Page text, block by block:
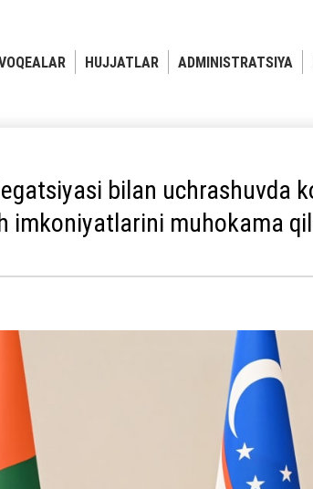
HUJJATLAR ADMINISTRATSIYA
bilan uchrashuvda
imkoniyatlarini muhokama